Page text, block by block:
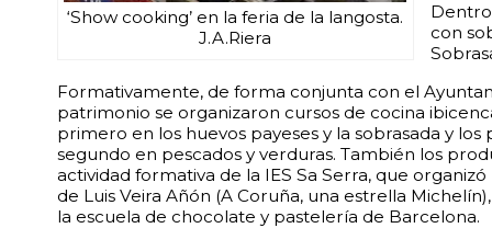
‘Show cooking’ en la feria de la langosta.
J.A.Riera
con
Formativamente, de forma conjunta con el
patrimonio se organizaron cursos de cocina
primero en los huevos payeses y la sobrasada y
segundo en pescados y verduras. También los
actividad formativa de la IES Sa Serra, que
de Luis Veira Añón (A Coruña, una estrella
la escuela de chocolate y pastelería de Barcelona.